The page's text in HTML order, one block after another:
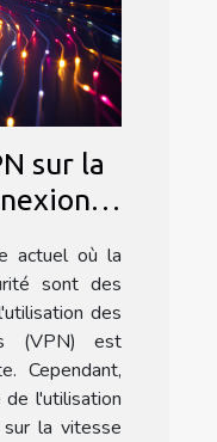
sur la
actuel où la
sont des
des
(VPN) est
Cependant,
l'utilisation
la vitesse